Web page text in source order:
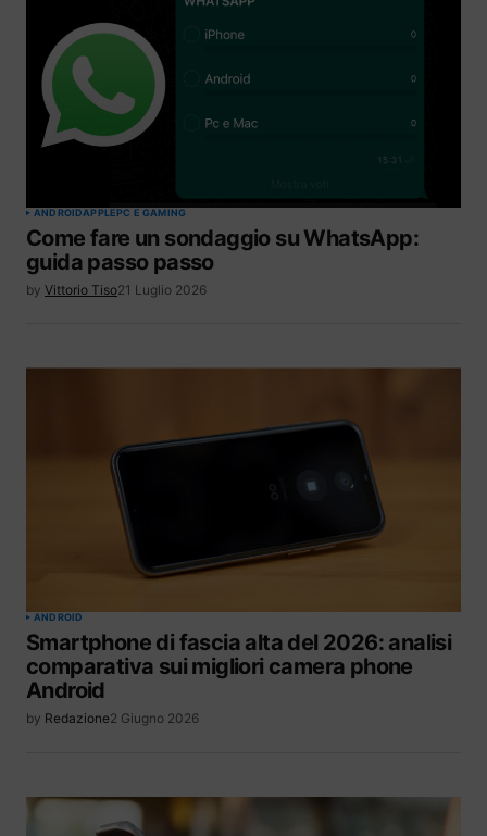
ANDROIDAPPLEPC E GAMING
Come fare un sondaggio su WhatsApp:
guida passo passo
by Vittorio Tiso21 Luglio 2026
ANDROID
Smartphone di fascia alta del 2026: analisi
comparativa sui migliori camera phone
Android
by Redazione2 Giugno 2026